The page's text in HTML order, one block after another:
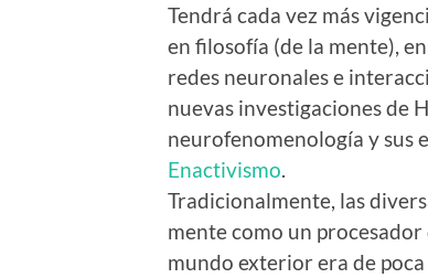
Tendrá cada vez más
en filosofía (de la mente),
redes neuronales e
nuevas investigaciones de
neurofenomenología y sus
Enactivismo.
Tradicionalmente, las
mente como un
mundo exterior era de